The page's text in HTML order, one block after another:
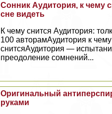
Сонник Аудитория, к чему
сне видеть
К чему снится Аудитория:
100 авторамАудитория к чему
снитсяАудитория —
преодоление сомнений...
Оригинальный
руками